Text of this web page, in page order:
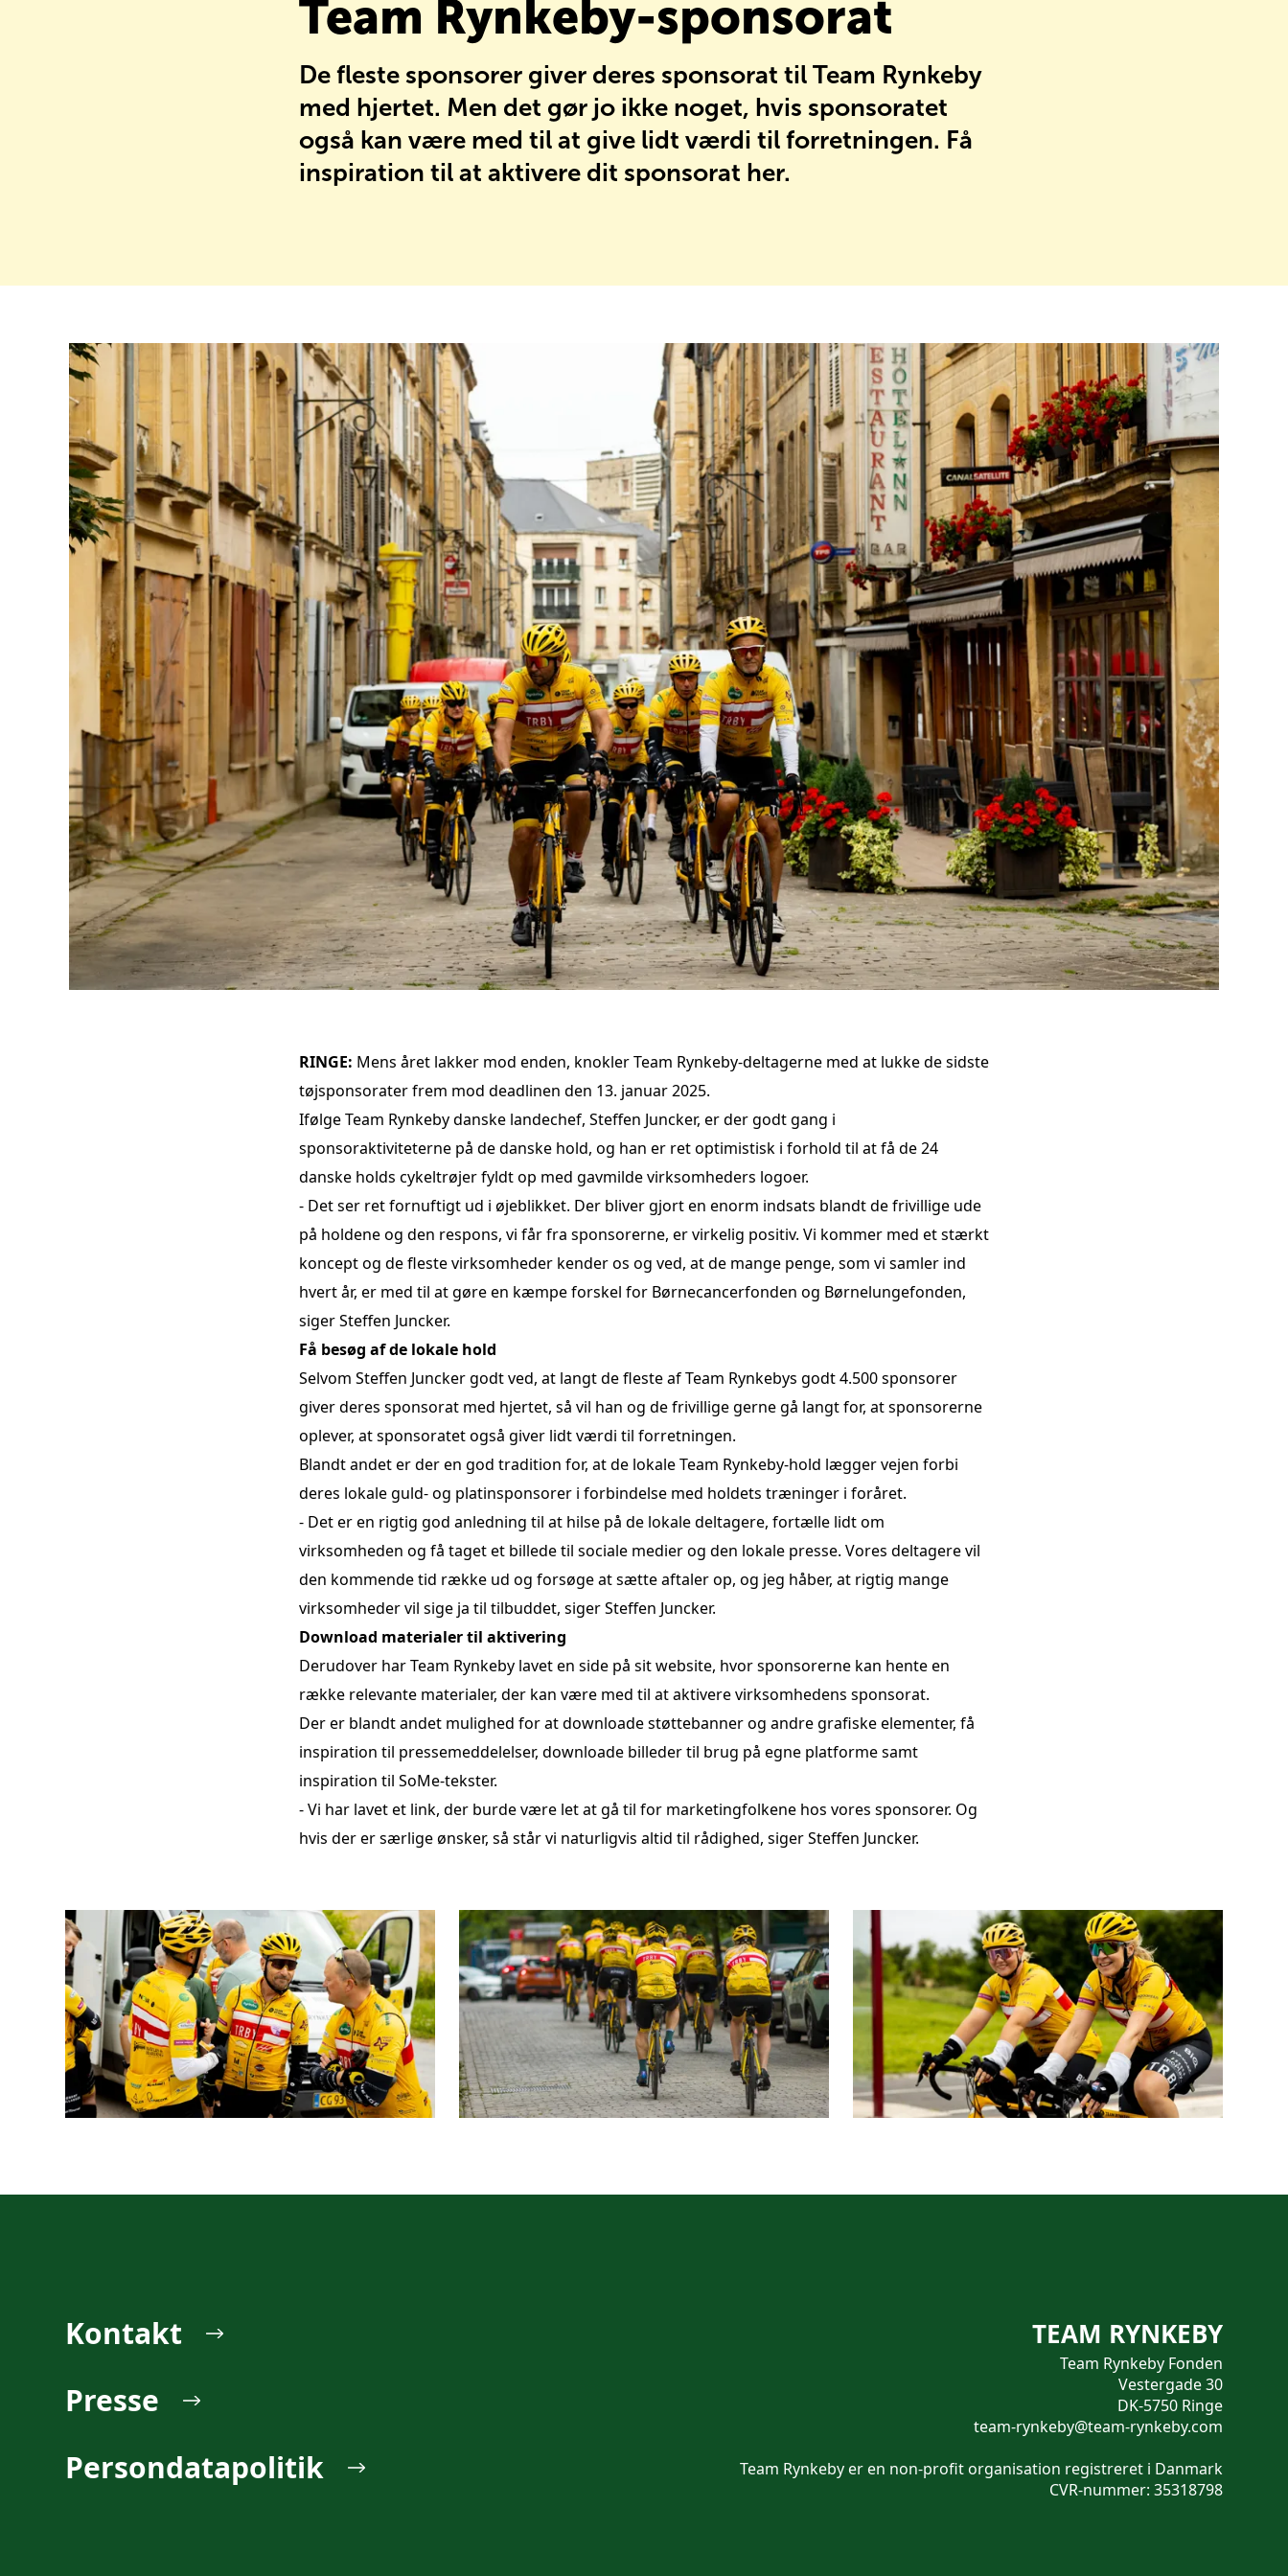
Team Rynkeby-sponsorat
De fleste sponsorer giver deres sponsorat til Team Rynkeby
med hjertet. Men det gør jo ikke noget, hvis sponsoratet
også kan være med til at give lidt værdi til forretningen. Få
inspiration til at aktivere dit sponsorat her.
RINGE: Mens året lakker mod enden, knokler Team Rynkeby-deltagerne med at lukke de sidste
tøjsponsorater frem mod deadlinen den 13. januar 2025.
Ifølge Team Rynkeby danske landechef, Steffen Juncker, er der godt gang i
sponsoraktiviteterne på de danske hold, og han er ret optimistisk i forhold til at få de 24
danske holds cykeltrøjer fyldt op med gavmilde virksomheders logoer.
- Det ser ret fornuftigt ud i øjeblikket. Der bliver gjort en enorm indsats blandt de frivillige ude
på holdene og den respons, vi får fra sponsorerne, er virkelig positiv. Vi kommer med et stærkt
koncept og de fleste virksomheder kender os og ved, at de mange penge, som vi samler ind
hvert år, er med til at gøre en kæmpe forskel for Børnecancerfonden og Børnelungefonden,
siger Steffen Juncker.
Få besøg af de lokale hold
Selvom Steffen Juncker godt ved, at langt de fleste af Team Rynkebys godt 4.500 sponsorer
giver deres sponsorat med hjertet, så vil han og de frivillige gerne gå langt for, at sponsorerne
oplever, at sponsoratet også giver lidt værdi til forretningen.
Blandt andet er der en god tradition for, at de lokale Team Rynkeby-hold lægger vejen forbi
deres lokale guld- og platinsponsorer i forbindelse med holdets træninger i foråret.
- Det er en rigtig god anledning til at hilse på de lokale deltagere, fortælle lidt om
virksomheden og få taget et billede til sociale medier og den lokale presse. Vores deltagere vil
den kommende tid række ud og forsøge at sætte aftaler op, og jeg håber, at rigtig mange
virksomheder vil sige ja til tilbuddet, siger Steffen Juncker.
Download materialer til aktivering
Derudover har Team Rynkeby laveten side på sit website, hvor sponsorerne kan hente en
række relevante materialer, der kan være med til at aktivere virksomhedens sponsorat.
Der er blandt andet mulighed for at downloade støttebanner og andre grafiske elementer, få
inspiration til pressemeddelelser, downloade billeder til brug på egne platforme samt
inspiration til SoMe-tekster.
- Vi har lavet et link, der burde være let at gå til for marketingfolkene hos vores sponsorer. Og
hvis der er særlige ønsker, så står vi naturligvis altid til rådighed, siger Steffen Juncker.
Kontakt
Presse
Persondatapolitik
TEAM RYNKEBY
Team Rynkeby Fonden
Vestergade 30
DK-5750 Ringe
team-rynkeby@team-rynkeby.com
Team Rynkeby er en non-profit organisation registreret i Danmark
CVR-nummer: 35318798